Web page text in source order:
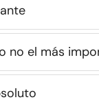
no el más